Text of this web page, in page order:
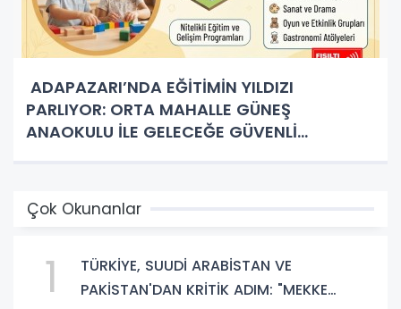
ADAPAZARI’NDA EĞİTİMİN YILDIZI
PARLIYOR: ORTA MAHALLE GÜNEŞ
ANAOKULU İLE GELECEĞE GÜVENLİ
Çok Okunanlar
1
TÜRKİYE, SUUDİ ARABİSTAN VE
PAKİSTAN'DAN KRİTİK ADIM: "MEKKE